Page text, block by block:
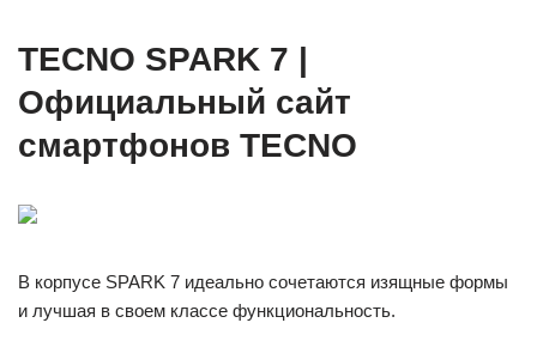
TECNO SPARK 7 |
Официальный сайт
смартфонов TECNO
В корпусе SPARK 7 идеально сочетаются изящные формы
и лучшая в своем классе функциональность.